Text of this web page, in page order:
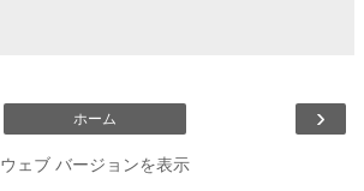
›
ホーム
ウェブ バージョンを表示